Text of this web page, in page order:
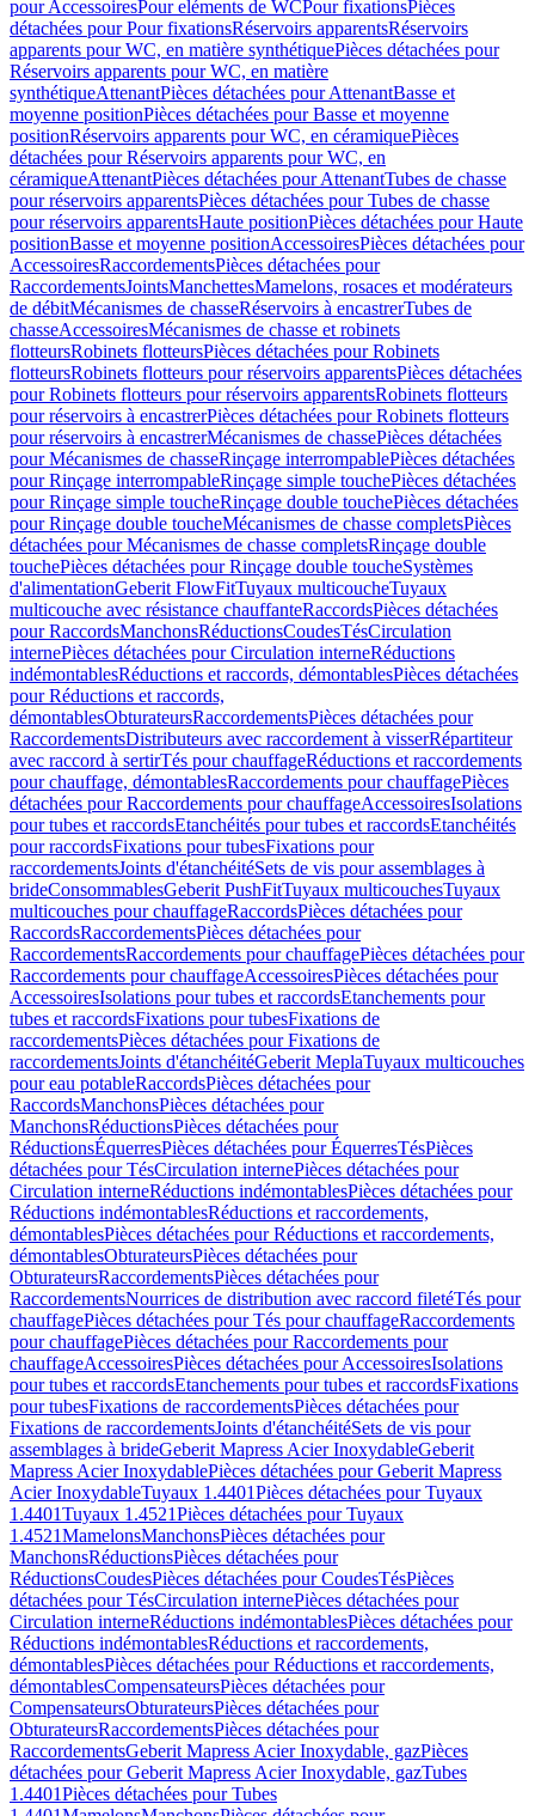
pour AccessoiresPour eléments de WCPour fixationsPièces
détachées pour Pour fixationsRéservoirs apparentsRéservoirs
apparents pour WC, en matière synthétiquePièces détachées pour
Réservoirs apparents pour WC, en matière
synthétiqueAttenantPièces détachées pour AttenantBasse et
moyenne positionPièces détachées pour Basse et moyenne
positionRéservoirs apparents pour WC, en céramiquePièces
détachées pour Réservoirs apparents pour WC, en
céramiqueAttenantPièces détachées pour AttenantTubes de chasse
pour réservoirs apparentsPièces détachées pour Tubes de chasse
pour réservoirs apparentsHaute positionPièces détachées pour Haute
positionBasse et moyenne positionAccessoiresPièces détachées pour
AccessoiresRaccordementsPièces détachées pour
RaccordementsJointsManchettesMamelons, rosaces et modérateurs
de débitMécanismes de chasseRéservoirs à encastrerTubes de
chasseAccessoiresMécanismes de chasse et robinets
flotteursRobinets flotteursPièces détachées pour Robinets
flotteursRobinets flotteurs pour réservoirs apparentsPièces détachées
pour Robinets flotteurs pour réservoirs apparentsRobinets flotteurs
pour réservoirs à encastrerPièces détachées pour Robinets flotteurs
pour réservoirs à encastrerMécanismes de chassePièces détachées
pour Mécanismes de chasseRinçage interrompablePièces détachées
pour Rinçage interrompableRinçage simple touchePièces détachées
pour Rinçage simple toucheRinçage double touchePièces détachées
pour Rinçage double toucheMécanismes de chasse completsPièces
détachées pour Mécanismes de chasse completsRinçage double
touchePièces détachées pour Rinçage double toucheSystèmes
d'alimentationGeberit FlowFitTuyaux multicoucheTuyaux
multicouche avec résistance chauffanteRaccordsPièces détachées
pour RaccordsManchonsRéductionsCoudesTésCirculation
internePièces détachées pour Circulation interneRéductions
indémontablesRéductions et raccords, démontablesPièces détachées
pour Réductions et raccords,
démontablesObturateursRaccordementsPièces détachées pour
RaccordementsDistributeurs avec raccordement à visserRépartiteur
avec raccord à sertirTés pour chauffageRéductions et raccordements
pour chauffage, démontablesRaccordements pour chauffagePièces
détachées pour Raccordements pour chauffageAccessoiresIsolations
pour tubes et raccordsEtanchéités pour tubes et raccordsEtanchéités
pour raccordsFixations pour tubesFixations pour
raccordementsJoints d'étanchéitéSets de vis pour assemblages à
brideConsommablesGeberit PushFitTuyaux multicouchesTuyaux
multicouches pour chauffageRaccordsPièces détachées pour
RaccordsRaccordementsPièces détachées pour
RaccordementsRaccordements pour chauffagePièces détachées pour
Raccordements pour chauffageAccessoiresPièces détachées pour
AccessoiresIsolations pour tubes et raccordsEtanchements pour
tubes et raccordsFixations pour tubesFixations de
raccordementsPièces détachées pour Fixations de
raccordementsJoints d'étanchéitéGeberit MeplaTuyaux multicouches
pour eau potableRaccordsPièces détachées pour
RaccordsManchonsPièces détachées pour
ManchonsRéductionsPièces détachées pour
RéductionsÉquerresPièces détachées pour ÉquerresTésPièces
détachées pour TésCirculation internePièces détachées pour
Circulation interneRéductions indémontablesPièces détachées pour
Réductions indémontablesRéductions et raccordements,
démontablesPièces détachées pour Réductions et raccordements,
démontablesObturateursPièces détachées pour
ObturateursRaccordementsPièces détachées pour
RaccordementsNourrices de distribution avec raccord filetéTés pour
chauffagePièces détachées pour Tés pour chauffageRaccordements
pour chauffagePièces détachées pour Raccordements pour
chauffageAccessoiresPièces détachées pour AccessoiresIsolations
pour tubes et raccordsEtanchements pour tubes et raccordsFixations
pour tubesFixations de raccordementsPièces détachées pour
Fixations de raccordementsJoints d'étanchéitéSets de vis pour
assemblages à brideGeberit Mapress Acier InoxydableGeberit
Mapress Acier InoxydablePièces détachées pour Geberit Mapress
Acier InoxydableTuyaux 1.4401Pièces détachées pour Tuyaux
1.4401Tuyaux 1.4521Pièces détachées pour Tuyaux
1.4521MamelonsManchonsPièces détachées pour
ManchonsRéductionsPièces détachées pour
RéductionsCoudesPièces détachées pour CoudesTésPièces
détachées pour TésCirculation internePièces détachées pour
Circulation interneRéductions indémontablesPièces détachées pour
Réductions indémontablesRéductions et raccordements,
démontablesPièces détachées pour Réductions et raccordements,
démontablesCompensateursPièces détachées pour
CompensateursObturateursPièces détachées pour
ObturateursRaccordementsPièces détachées pour
RaccordementsGeberit Mapress Acier Inoxydable, gazPièces
détachées pour Geberit Mapress Acier Inoxydable, gazTubes
1.4401Pièces détachées pour Tubes